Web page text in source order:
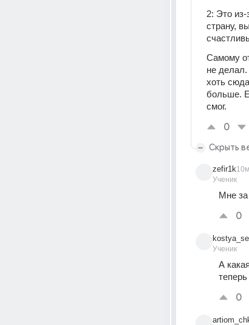
2: Это
страну,
Самому
не делал.
хоть
больше.
смог.
0
Скрыть
zefir1k
Ученик
Мне за
0
Ученик
А
0